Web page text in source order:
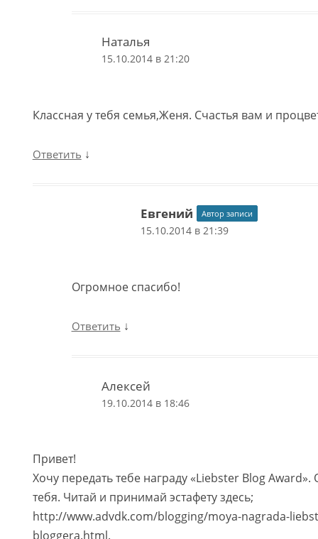
Наталья
15.10.2014 в 21:20
Классная у тебя семья,Женя. Счастья вам и
Ответить ↓
Евгений Автор записи
15.10.2014 в 21:39
Огромное спасибо!
Ответить ↓
Алексей
19.10.2014 в 18:46
Привет!
Хочу передать тебе награду «Liebster Blog
тебя. Читай и принимай эстафету здесь;
http://www.advdk.com/blogging/moya-nagrada-
bloggera.html.